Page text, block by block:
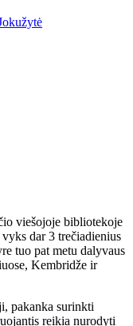
viešojoje bibliotekoje
dar 3 trečiadienius
tuo pat metu dalyvaus
Kembridže ir
pakanka surinkti
reikia nurodyti